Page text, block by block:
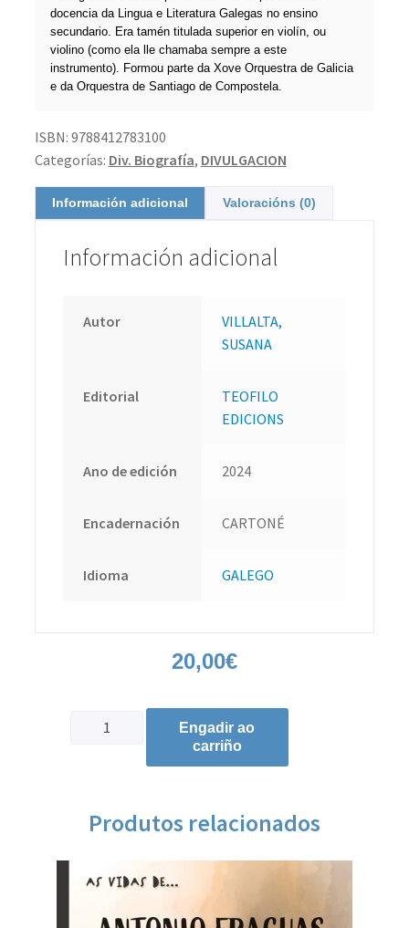
docencia da Lingua e Literatura Galegas no ensino
secundario. Era tamén titulada superior en violín, ou
violino (como ela lle chamaba sempre a este
instrumento). Formou parte da Xove Orquestra de Galicia
e da Orquestra de Santiago de Compostela.
ISBN: 9788412783100
Categorías: Div. Biografía, DIVULGACION
Información adicional Valoracións (0)
Información adicional
Autor
VILLALTA,
SUSANA
Editorial
TEOFILO
EDICIONS
Ano de edición 2024
Encadernación CARTONÉ
Idioma GALEGO
20,00€
Engadir ao
carriño
Produtos relacionados